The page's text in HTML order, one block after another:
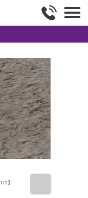
1/1】